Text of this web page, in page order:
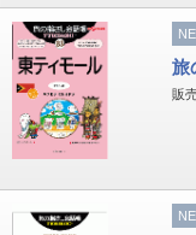
旅
販